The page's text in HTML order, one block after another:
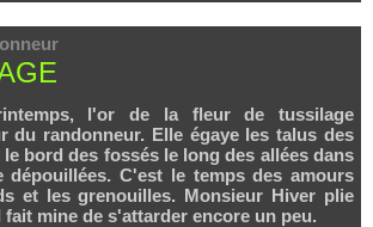
l'or de la fleur de tussilage
du randonneur. Elle égaye les talus des
bord des fossés le long des allées dans
dépouillées. C'est le temps des amours
et les grenouilles. Monsieur Hiver plie
fait mine de s'attarder encore un peu.